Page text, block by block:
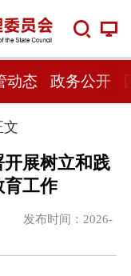
动态 政务公开
文
开展树立和践
育工作
发布时间：2026-